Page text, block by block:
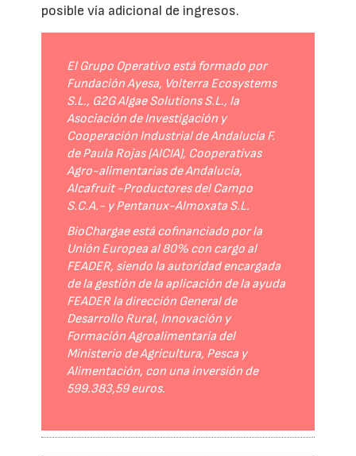
posible vía adicional de ingresos.
El Grupo Operativo está formado por
Fundación Ayesa, Volterra Ecosystems
S.L., G2G Algae Solutions S.L., la
Asociación de Investigación y
Cooperación Industrial de Andalucía F.
de Paula Rojas (AICIA), Cooperativas
Agro-alimentarias de Andalucía,
Alcafruit -Productores del Campo
S.C.A.- y Pentanux-Almoxata S.L.
BioChargae está cofinanciado por la
Unión Europea al 80% con cargo al
FEADER, siendo la autoridad encargada
de la gestión de la aplicación de la ayuda
FEADER la dirección General de
Desarrollo Rural, Innovación y
Formación Agroalimentaria del
Ministerio de Agricultura, Pesca y
Alimentación, con una inversión de
599.383,59 euros.